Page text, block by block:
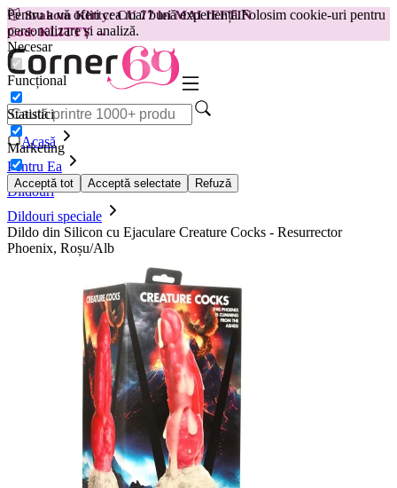
Pentru a vă oferi cea mai bună experiență.Folosim cookie-uri pentru
personalizare și analiză.
Necesar
Funcțional
Statistici
Marketing
Acceptă tot Acceptă selectate Refuză
😽Svakom Klitty: CU 77 lei MAI IEFTIN
Cod: KLITTY →
Acasă
Pentru Ea
Dildouri
Dildouri speciale
Dildo din Silicon cu Ejaculare Creature Cocks - Resurrector
Phoenix, Roșu/Alb